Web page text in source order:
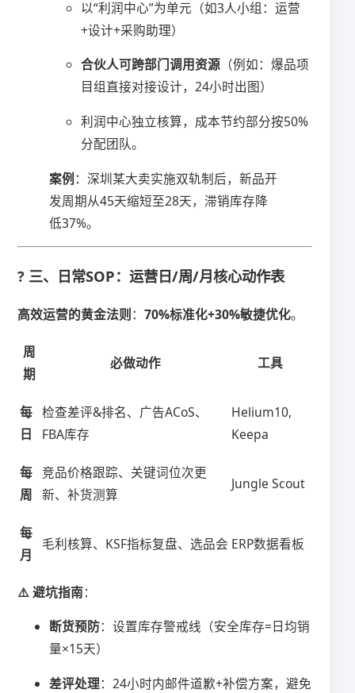
以“利润中心”为单元（如3人小组：运营
+设计+采购助理）
​合伙人可跨部门调用资源​ ​（例如：爆品项
目组直接对接设计，24小时出图）
利润中心独立核算，成本节约部分按50%
分配团队。
​案例​​：深圳某大卖实施双轨制后，新品开
发周期从45天缩短至28天，滞销库存降
低37%。
? 三、日常SOP：运营日/周/月核心动作表
​高效运营的黄金法则​ ​：​​70%标准化+30%敏捷优化​​。
周
期
必做动作 工具
​每
日​
检查差评&排名、广告ACoS、
FBA库存
Helium10,
Keepa
​每
周​
竞品价格跟踪、关键词位次更
新、补货测算
Jungle Scout
​每
月​
毛利核算、KSF指标复盘、选品会 ERP数据看板
​⚠️ 避坑指南​​：
​断货预防​​：设置库存警戒线（安全库存=日均销
量×15天）
​差评处理​​：24小时内邮件道歉+补偿方案，避免